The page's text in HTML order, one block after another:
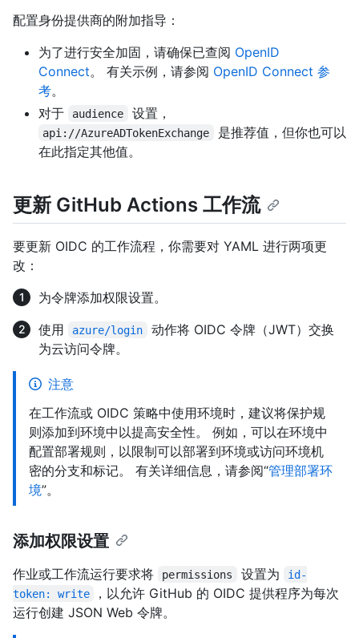
配置身份提供商的附加指导：
为了进行安全加固，请确保已查阅 OpenID
Connect。 有关示例，请参阅 OpenID Connect 参
考。
对于
audience 设置，
api://AzureADTokenExchange
是推荐值，但你也可以
在此指定其他值。
更新 GitHub Actions 工作流
要更新 OIDC 的工作流程，你需要对 YAML 进行两项更
改：
为令牌添加权限设置。
使用
azure/login
动作将 OIDC 令牌（JWT）交换
为云访问令牌。
注意
在工作流或 OIDC 策略中使用环境时，建议将保护规
则添加到环境中以提高安全性。 例如，可以在环境中
配置部署规则，以限制可以部署到环境或访问环境机
密的分支和标记。 有关详细信息，请参阅“管理部署环
境”。
添加权限设置
作业或工作流运行要求将 permissions 设置为
id-
token: write
，以允许 GitHub 的 OIDC 提供程序为每次
运行创建 JSON Web 令牌。